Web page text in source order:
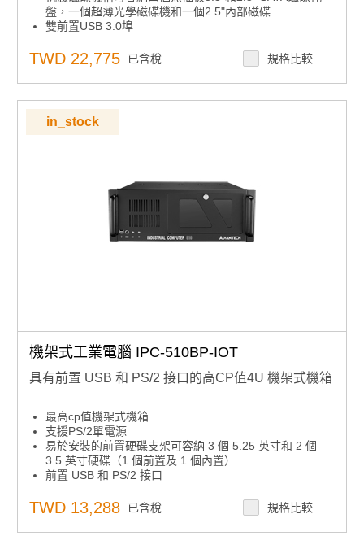
盤，一個超薄光學磁碟機和一個2.5"內部磁碟
雙前置USB 3.0埠
LED指示燈和警報通知以檢測系統故障
內建智能系統模組，實現整體系統風扇控制和遠程管理
TWD 22,775 已含稅 規格比較
in_stock
機架式工業電腦 IPC-510BP-IOT
具有前置 USB 和 PS/2 接口的高CP值4U 機架式機箱
最高cp值機架式機箱
支援PS/2單電源
易於安裝的前置硬碟支架可容納 3 個 5.25 英寸和 2 個
3.5 英寸硬碟（1 個前置及 1 個內置）
前置 USB 和 PS/2 接口
TWD 13,288 已含稅 規格比較